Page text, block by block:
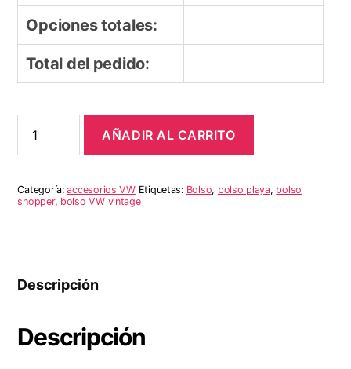
Opciones totales:
Total del pedido:
Shopper
de
VW
T1
AÑADIR AL CARRITO
Categoría:accesorios VW Etiquetas: Bolso, bolso playa, bolso
shopper, bolso VW vintage
Descripción
Descripción